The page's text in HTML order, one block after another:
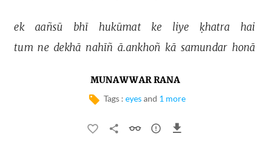
ek aañsū bhī hukūmat ke liye ḳhatra
hai
tum ne dekhā nahīñ ā.ankhoñ kā samundar honā
MUNAWWAR RANA
Tags : eyesand 1 more